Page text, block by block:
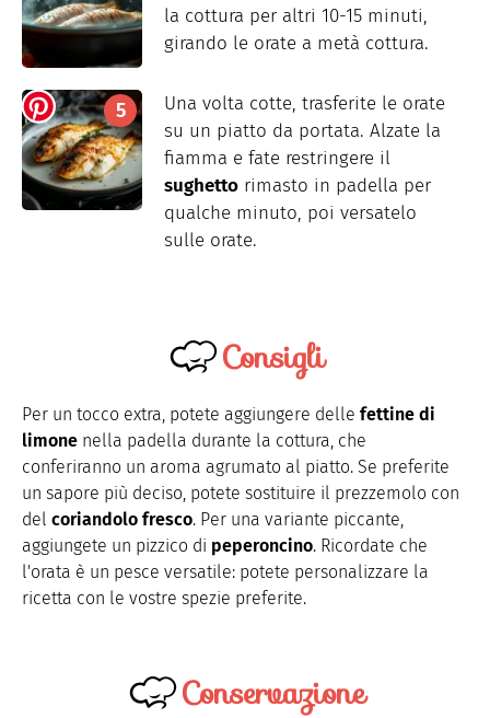
la cottura per altri 10-15 minuti,
girando le orate a metà cottura.
Una volta cotte, trasferite le orate
su un piatto da portata. Alzate la
fiamma e fate restringere il
sughetto rimasto in padella per
qualche minuto, poi versatelo
sulle orate.
Consigli
Per un tocco extra, potete aggiungere delle fettine di
limone nella padella durante la cottura, che
conferiranno un aroma agrumato al piatto. Se preferite
un sapore più deciso, potete sostituire il prezzemolo con
del coriandolo fresco. Per una variante piccante,
aggiungete un pizzico di peperoncino. Ricordate che
l'orata è un pesce versatile: potete personalizzare la
ricetta con le vostre spezie preferite.
Conservazione